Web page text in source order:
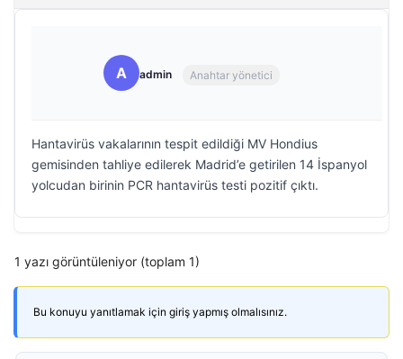
A admin Anahtar yönetici
Hantavirüs vakalarının tespit edildiği MV Hondius
gemisinden tahliye edilerek Madrid’e getirilen 14 İspanyol
yolcudan birinin PCR hantavirüs testi pozitif çıktı.
1 yazı görüntüleniyor (toplam 1)
Bu konuyu yanıtlamak için giriş yapmış olmalısınız.